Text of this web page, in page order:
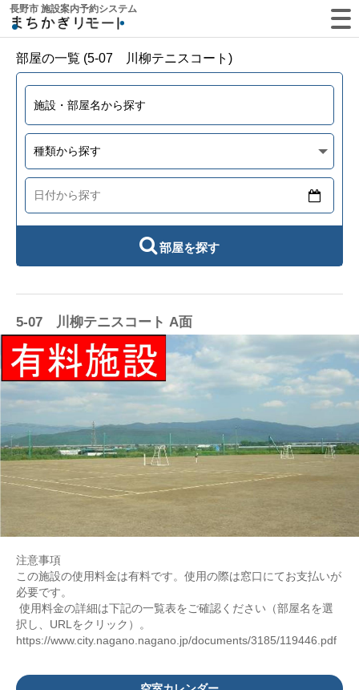
長野市 施設案内予約システム
部屋の一覧 (5-07 川柳テニスコート)
部屋を探す
5-07 川柳テニスコート A面
注意事項
この施設の使用料金は有料です。使用の際は窓口にてお支払いが
必要です。
使用料金の詳細は下記の一覧表をご確認ください（部屋名を選
択し、URLをクリック）。
https://www.city.nagano.nagano.jp/documents/3185/119446.pdf